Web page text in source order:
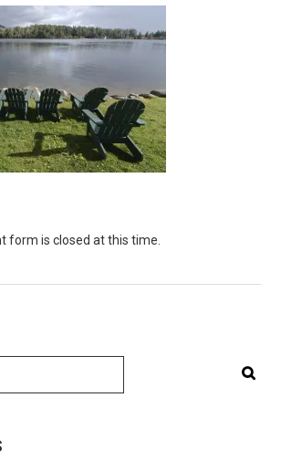
form is closed at this time.